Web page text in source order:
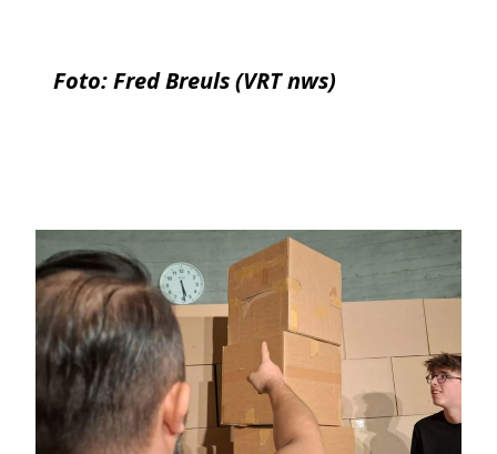
Foto: Fred Breuls (VRT nws)